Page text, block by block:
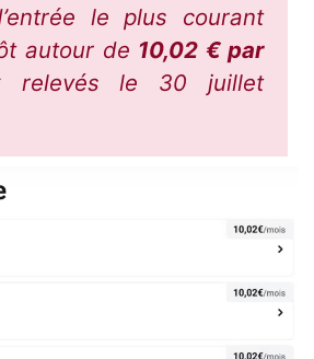
le plus courant
autour de 10,02 € par
le 30 juillet